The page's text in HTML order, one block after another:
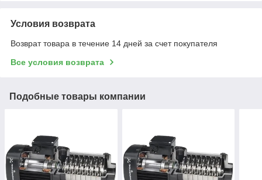
Условия возврата
Возврат товара в течение 14 дней за счет покупателя
Все условия возврата
Подобные товары компании